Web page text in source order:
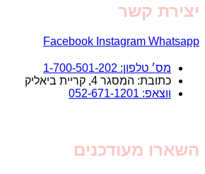
יצירת קשר
Facebook Instagram Whatsapp
מס׳ טלפון: 1-700-501-202
כתובת: המסגר 4, קריית ביאליק
ווצאפ: 052-671-1201
השארו מעודכנים